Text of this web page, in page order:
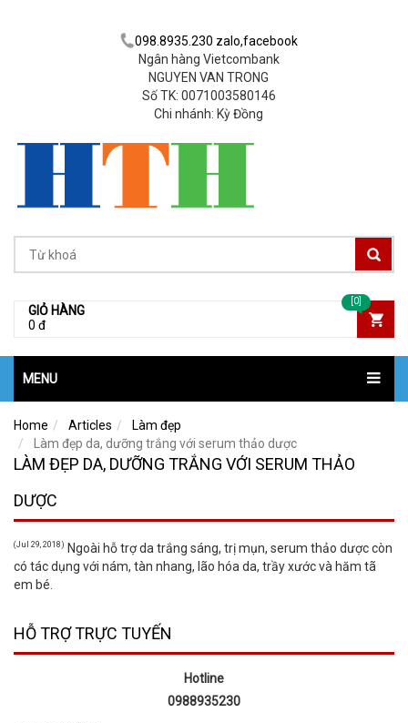
098.8935.230 zalo,facebook
Ngân hàng Vietcombank
NGUYEN VAN TRONG
Số TK: 0071003580146
Chi nhánh: Kỳ Đồng
GIỎ HÀNG
0 đ
[0]
MENU
Home Articles
Làm đẹp
Làm đẹp da, dưỡng trắng với serum thảo dược
LÀM ĐẸP DA, DƯỠNG TRẮNG VỚI SERUM THẢO
DƯỢC
(Jul 29, 2018) Ngoài hỗ trợ da trắng sáng, trị mụn, serum thảo dược còn
có tác dụng với nám, tàn nhang, lão hóa da, trầy xước và hăm tã
em bé.
HỖ TRỢ TRỰC TUYẾN
Hotline
0988935230